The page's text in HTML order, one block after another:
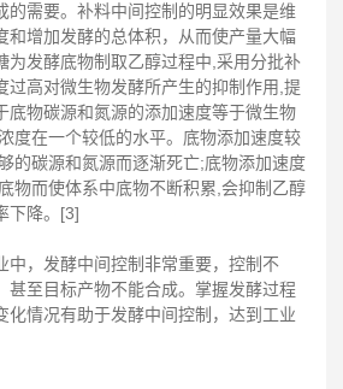
的需要。补料中间控制的明显效果是维
和增加发酵的总体积，从而使产量大幅
为发酵底物制取乙醇过程中,采用分批补
过高对微生物发酵所产生的抑制作用,提
底物碳源和氮源的添加速度等于微生物
度在一个较低的水平。底物添加速度较
的碳源和氮源而逐渐死亡;底物添加速度
物而使体系中底物不断积累,会抑制乙醇
下降。[3]
，发酵中间控制非常重要，控制不
甚至目标产物不能合成。掌握发酵过程
化情况有助于发酵中间控制，达到工业